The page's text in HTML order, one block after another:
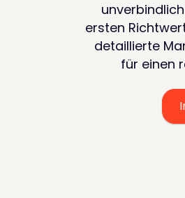
ersten
detaillierte
für einen